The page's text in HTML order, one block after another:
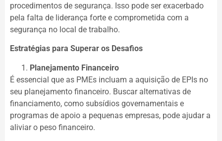
procedimentos de segurança. Isso pode ser exacerbado
pela falta de liderança forte e comprometida com a
segurança no local de trabalho.
Estratégias para Superar os Desafios
Planejamento Financeiro
É essencial que as PMEs incluam a aquisição de EPIs no
seu planejamento financeiro. Buscar alternativas de
financiamento, como subsídios governamentais e
programas de apoio a pequenas empresas, pode ajudar a
aliviar o peso financeiro.